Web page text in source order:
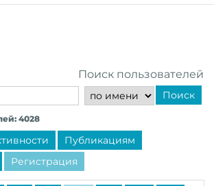
Поиск пользователей
Поиск
4028
Публикациям
Регистрация